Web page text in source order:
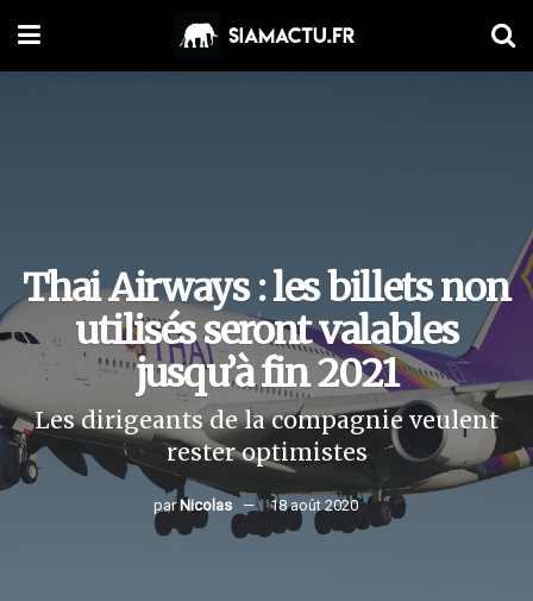
Thai Airways : les billets non
utilisés seront valables
jusqu’à fin 2021
Les dirigeants de la compagnie veulent
rester optimistes
par Nicolas 18 août 2020